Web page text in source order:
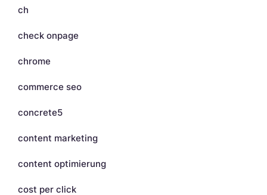
ch
check onpage
chrome
commerce seo
concrete5
content marketing
content optimierung
cost per click